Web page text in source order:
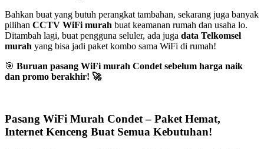
Bahkan buat yang butuh perangkat tambahan, sekarang juga banyak
pilihan CCTV WiFi murah buat keamanan rumah dan usaha lo.
Ditambah lagi, buat pengguna seluler, ada juga data Telkomsel
murah yang bisa jadi paket kombo sama WiFi di rumah!
🎯 Buruan pasang WiFi murah Condet sebelum harga naik
dan promo berakhir! 🚀
Pasang WiFi Murah Condet – Paket Hemat,
Internet Kenceng Buat Semua Kebutuhan!